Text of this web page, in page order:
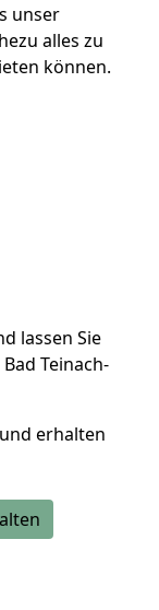
unser
alles zu
können.
lassen Sie
Teinach-
und erhalten